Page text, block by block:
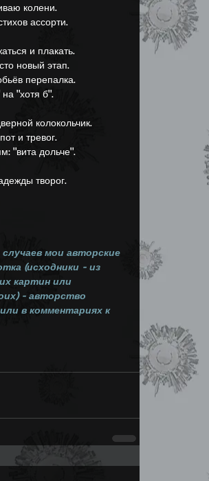
колени.
ассорти.
и плакать.
новый этап.
перепалка.
"хотя б".
колокольчик.
и тревог.
"вита дольче".
творог.
мои авторские
(исходники - из
картин или
- авторство
в комментариях к